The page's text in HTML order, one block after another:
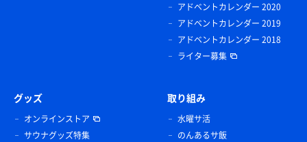
アドベントカレンダー 2020
アドベントカレンダー 2019
アドベントカレンダー 2018
ライター募集
グッズ
オンラインストア
サウナグッズ特集
取り組み
水曜サ活
のんあるサ飯